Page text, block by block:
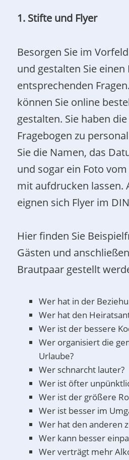
1. Stifte und Flyer
Besorgen Sie im
und gestalten Sie
entsprechenden Fragen.
können Sie online
gestalten. Sie haben
Fragebogen zu
Sie die Namen, das
und sogar ein Foto
mit aufdrucken lassen.
eignen sich Flyer im
Hier finden Sie
Gästen und
Brautpaar gestellt
Wer hat in der
Wer hat den
Wer ist der bessere
Wer organisiert die
Urlaube?
Wer schnarcht lauter?
Wer ist öfter
Wer ist der größere
Wer ist besser im
Wer hat den anderen
Wer kann besser
Wer verträgt mehr